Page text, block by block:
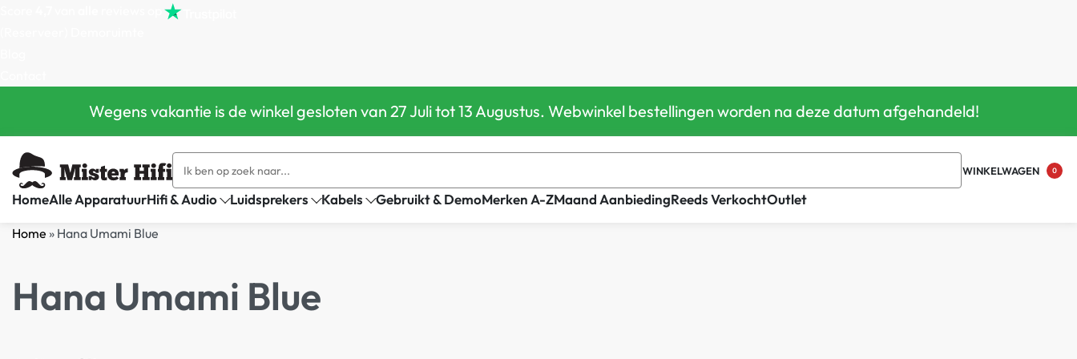
Wegens vakantie is de winkel gesloten van 27 Juli tot 13 Augustus. Webwinkel bestellingen worden na deze datum afgehandeld!
WINKELWAGEN 0
HomeAlle ApparatuurHifi & Audio Luidsprekers Kabels Gebruikt & DemoMerken A-ZMaand AanbiedingReeds VerkochtOutlet
Home » Hana Umami Blue
Hana Umami Blue